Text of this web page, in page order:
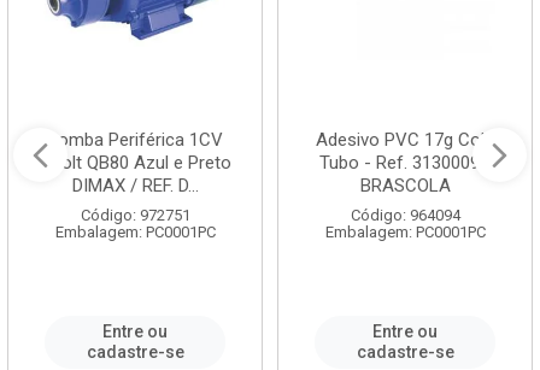
Bomba Periférica 1CV
Bivolt QB80 Azul e Preto
DIMAX / REF. D...
Código: 972751
Embalagem: PC0001PC
Entre ou
cadastre-se
Adesivo PVC 17g Cola
Tubo - Ref. 3130009 -
BRASCOLA
Código: 964094
Embalagem: PC0001PC
Entre ou
cadastre-se